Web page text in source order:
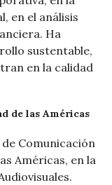
en el análisis
Ha
sustentable,
en la calidad
de las Américas
Comunicación
Américas, en la